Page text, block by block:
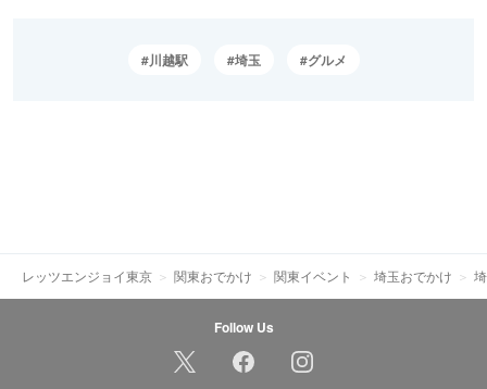
川越駅 埼玉 グルメ
レッツエンジョイ東京 関東おでかけ 関東イベント 埼玉おでかけ
Follow Us